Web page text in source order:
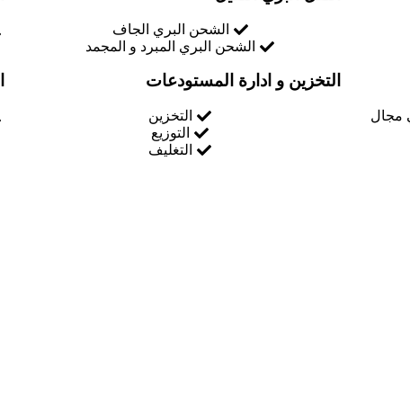
الشحن البري الجاف
الشحن البري المبرد و المجمد
مجال
التخزين و ادارة المستودعات
التخزين
التوزيع
التغليف